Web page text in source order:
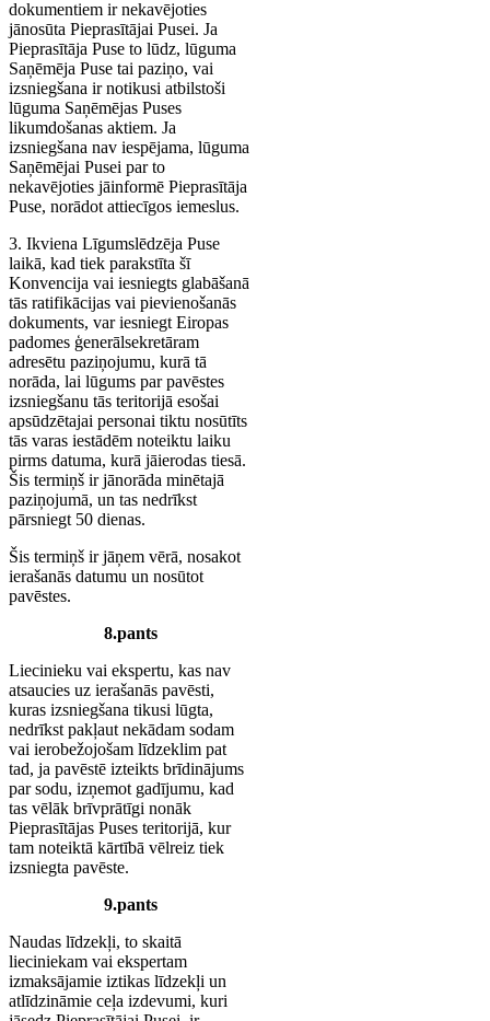
dokumentiem ir nekavējoties
jānosūta Pieprasītājai Pusei. Ja
Pieprasītāja Puse to lūdz, lūguma
Saņēmēja Puse tai paziņo, vai
izsniegšana ir notikusi atbilstoši
lūguma Saņēmējas Puses
likumdošanas aktiem. Ja
izsniegšana nav iespējama, lūguma
Saņēmējai Pusei par to
nekavējoties jāinformē Pieprasītāja
Puse, norādot attiecīgos iemeslus.
3. Ikviena Līgumslēdzēja Puse
laikā, kad tiek parakstīta šī
Konvencija vai iesniegts glabāšanā
tās ratifikācijas vai pievienošanās
dokuments, var iesniegt Eiropas
padomes ģenerālsekretāram
adresētu paziņojumu, kurā tā
norāda, lai lūgums par pavēstes
izsniegšanu tās teritorijā esošai
apsūdzētajai personai tiktu nosūtīts
tās varas iestādēm noteiktu laiku
pirms datuma, kurā jāierodas tiesā.
Šis termiņš ir jānorāda minētajā
paziņojumā, un tas nedrīkst
pārsniegt 50 dienas.
Šis termiņš ir jāņem vērā, nosakot
ierašanās datumu un nosūtot
pavēstes.
8.pants
Liecinieku vai ekspertu, kas nav
atsaucies uz ierašanās pavēsti,
kuras izsniegšana tikusi lūgta,
nedrīkst pakļaut nekādam sodam
vai ierobežojošam līdzeklim pat
tad, ja pavēstē izteikts brīdinājums
par sodu, izņemot gadījumu, kad
tas vēlāk brīvprātīgi nonāk
Pieprasītājas Puses teritorijā, kur
tam noteiktā kārtībā vēlreiz tiek
izsniegta pavēste.
9.pants
Naudas līdzekļi, to skaitā
lieciniekam vai ekspertam
izmaksājamie iztikas līdzekļi un
atlīdzināmie ceļa izdevumi, kuri